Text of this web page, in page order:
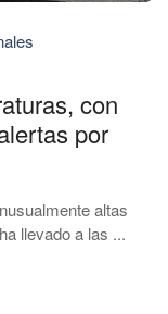
con
por
altas
llevado a las ...